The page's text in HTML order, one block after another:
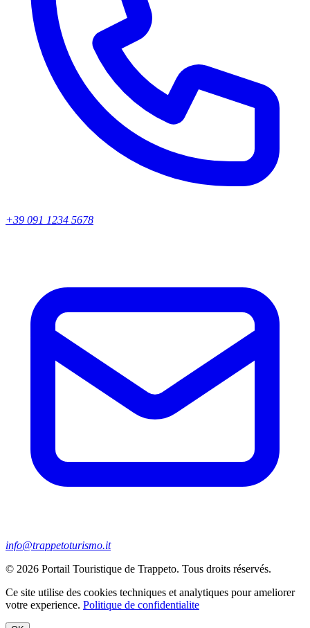
+39 091 1234 5678
info@trappetoturismo.it
© 2026 Portail Touristique de Trappeto. Tous droits réservés.
Ce site utilise des cookies techniques et analytiques pour ameliorer
votre experience. Politique de confidentialite